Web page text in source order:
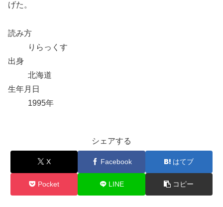
げた。
読み方
りらっくす
出身
北海道
生年月日
1995年
シェアする
X Facebook はてブ
Pocket LINE コピー